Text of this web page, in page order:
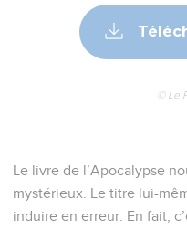
© Le
Le livre de l’Apocalypse
mystérieux. Le titre lui-
induire en erreur. En fait,